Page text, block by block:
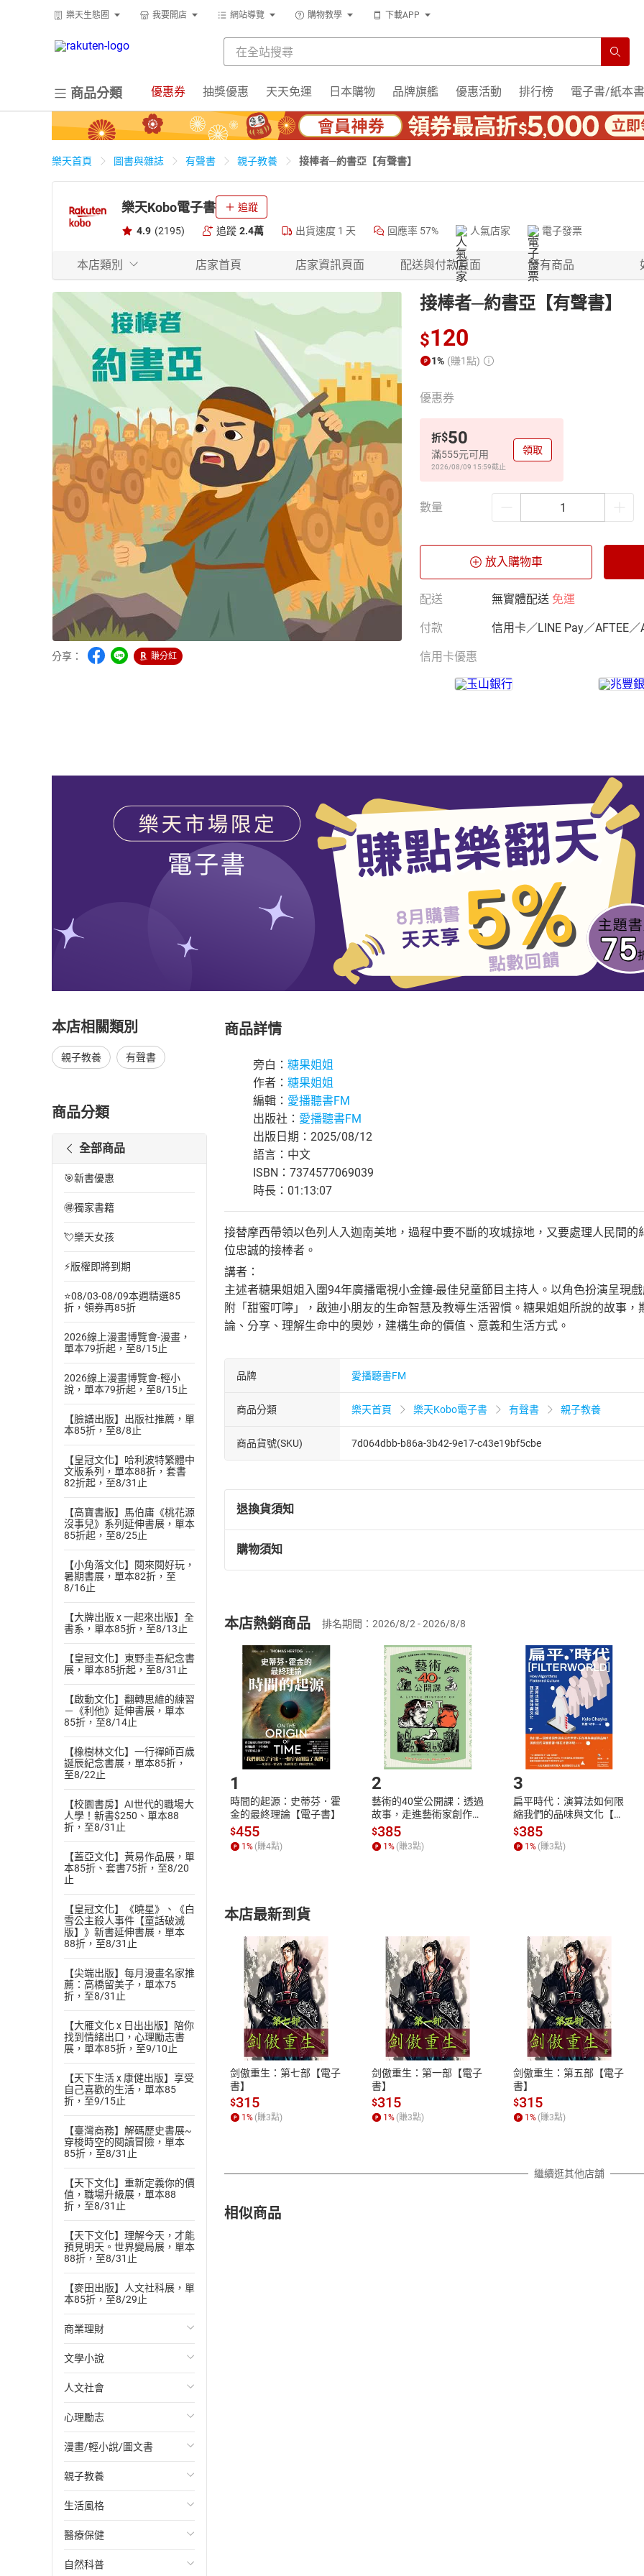
樂天生態圈 我要開店 網站導覽 購物教學 下載APP
商品分類 優惠券 抽獎優惠 天天免運 日本購物 品牌旗艦 優惠活動 排行榜 電子書/紙本書
樂天首頁 圖書與雜誌 有聲書 親子教養 接棒者─約書亞【有聲書】
樂天Kobo電子書 追蹤
4.9 (2195) 追蹤 2.4萬 出貨速度 1 天 回應率 57% 人氣店家 電子發票
本店類別 店家首頁 店家資訊頁面 配送與付款頁面 所有商品
分享： 賺分紅
接棒者─約書亞【有聲書】
$120
1% (賺1點)
優惠券
折$50
滿555元可用
2026/08/09 15:59截止
領取
數量
放入購物車
配送 無實體配送 免運
付款 信用卡／LINE Pay／AFTEE／
信用卡優惠
本店相關類別
親子教養 有聲書
商品分類
全部商品
🎯新書優惠
🉐獨家書籍
💘樂天女孩
⚡版權即將到期
⭐08/03-08/09本週精選85
折，領券再85折
2026線上漫畫博覽會-漫畫，
單本79折起，至8/15止
2026線上漫畫博覽會-輕小
說，單本79折起，至8/15止
【臉譜出版】出版社推薦，單
本85折，至8/8止
【皇冠文化】哈利波特繁體中
文版系列，單本88折，套書
82折起，至8/31止
【高寶書版】馬伯庸《桃花源
沒事兒》系列延伸書展，單本
85折起，至8/25止
【小角落文化】閱來閱好玩，
暑期書展，單本82折，至
8/16止
【大牌出版 x 一起來出版】全
書系，單本85折，至8/13止
【皇冠文化】東野圭吾紀念書
展，單本85折起，至8/31止
【啟動文化】翻轉思維的練習
－《利他》延伸書展，單本
85折，至8/14止
【橡樹林文化】一行禪師百歲
誕辰紀念書展，單本85折，
至8/22止
【校園書房】AI世代的職場大
人學！新書$250、單本88
折，至8/31止
【蓋亞文化】黃易作品展，單
本85折、套書75折，至8/20
止
【皇冠文化】《曉星》、《白
雪公主殺人事件【童話破滅
版】》新書延伸書展，單本
88折，至8/31止
【尖端出版】每月漫畫名家推
薦：高橋留美子，單本75
折，至8/31止
【大雁文化 x 日出出版】陪你
找到情緒出口，心理勵志書
展，單本85折，至9/10止
【天下生活 x 康健出版】享受
自己喜歡的生活，單本85
折，至9/15止
【臺灣商務】解碼歷史書展~
穿梭時空的閱讀冒險，單本
85折，至8/31止
【天下文化】重新定義你的價
值，職場升級展，單本88
折，至8/31止
【天下文化】理解今天，才能
預見明天。世界變局展，單本
88折，至8/31止
【麥田出版】人文社科展，單
本85折，至8/29止
商業理財
投資理財
經濟/趨勢
財務/金融
管理/領導
職場工作術
成功法
行銷/廣告
傳記
文學小說
歐美文學
日本文學
韓國文學
華文文學
經典文學
成長/家庭生活小說
懸疑/推理小說
人文社會
國際關係
政治
社會科學
台灣/中國歷史
日/韓歷史
其他歷史/史學
心理勵志
心靈成長/情緒
人際關係
兩性關係
心理學
漫畫/輕小說/圖文書
輕小說
奇幻/科幻
愛情故事
職場/社會寫實
親子教養
教育現場
兒童文學/故事
兒童科普/學習
生活風格
飲食/食譜
健身/美顏
醫療保健
健康/養生
自然科普
商品詳情
旁白： 糖果姐姐
作者： 糖果姐姐
編輯： 愛播聽書FM
出版社： 愛播聽書FM
出版日期：2025/08/12
語言：中文
ISBN：7374577069039
時長：01:13:07
接替摩西帶領以色列人入迦南美地，過程中要不斷的攻城掠地，又要處理人民間
位忠誠的接棒者。
講者：
主述者糖果姐姐入圍94年廣播電視小金鐘-最佳兒童節目主持人。以角色扮演呈現
附「甜蜜叮嚀」，啟迪小朋友的生命智慧及教導生活習慣。糖果姐姐所說的故事
論、分享、理解生命中的奧妙，建構生命的價值、意義和生活方式。
品牌 愛播聽書FM
商品分類 樂天首頁 樂天Kobo電子書 有聲書 親子教養
商品貨號(SKU) 7d064dbb-b86a-3b42-9e17-c43e19bf5cbe
退換貨須知
退換貨規定：
(一)依消費者保護法第19條第1項後段暨通訊交易解除權合理例外情事適用
(二)消費者訂購本店鋪之商品即代表知悉本店鋪所銷售之商品為電子書，
且已下載/存取電子書，不得請求退貨退款。
退貨方式：您欲取消訂單或辦理退貨時，請登入樂天市場，並於「我的訂單
貨」，本店鋪將依您的申請進行審核，待審核通過後將為您辦理退款事宜。
請注意，樂天市場須以整筆訂單為單位進行取消/退貨，恕無法以單支商品取
購物須知
挑選商品
Choose
放入購物車
Shopping cart
登入帳號
Login
購書後，如何開始使用？
Step1.選擇閱讀載具 Step2.登入
付款方式
ATM轉帳、信用卡、LINE PAY、AFTEE
退換貨規範
本店是否提供消費者保護法七日猶
之權利，遽消費者保護法及通訊交
除權合理例外情事適用準則，依商
質各有不同規定。詳細退換貨說明
照各商品說明。
本店熱銷商品 排名期間：2026/8/2 - 2026/8/8
1
時間的起源：史蒂芬．霍
金的最終理論【電子書】
$455
1% (賺4點)
2
藝術的40堂公開課：透過
故事，走進藝術家創作現
場，看藝術如何誕生、如
何形塑人類生活【電子
書】
$385
1% (賺3點)
3
扁平時代：演算法如何限
縮我們的品味與文化【電
子書】
$385
1% (賺3點)
本店最新到貨
剑傲重生：第七部【電子
書】
$315
1 % (賺3點)
剑傲重生：第一部【電子
書】
$315
1 % (賺3點)
剑傲重生：第五部【電子
書】
$315
1 % (賺3點)
繼續逛其他店舖
相似商品